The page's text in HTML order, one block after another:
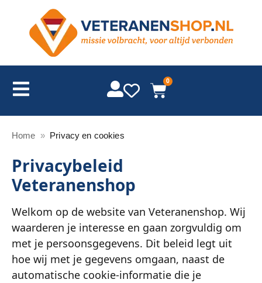
0
Home » Privacy en cookies
Privacybeleid
Veteranenshop
Welkom op de website van Veteranenshop. Wij
waarderen je interesse en gaan zorgvuldig om
met je persoonsgegevens. Dit beleid legt uit
hoe wij met je gegevens omgaan, naast de
automatische cookie-informatie die je